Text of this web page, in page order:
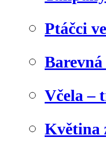
Ptáčci
Včela –
Květina